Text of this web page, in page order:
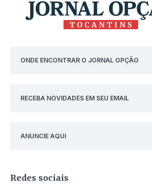
ONDE ENCONTRAR O JORNAL OPÇÃO
RECEBA NOVIDADES EM SEU EMAIL
ANUNCIE AQUI
Redes sociais